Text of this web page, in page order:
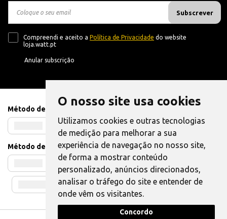
O nosso site usa cookies
Utilizamos cookies e outras tecnologias
de medição para melhorar a sua
experiência de navegação no nosso site,
de forma a mostrar conteúdo
personalizado, anúncios direcionados,
analisar o tráfego do site e entender de
onde vêm os visitantes.
Concordo
Subscrever
Compreendi e aceito a Política de Privacidade do website
loja.watt.pt
Anular subscrição
Método de Pagamento
Método de Envio